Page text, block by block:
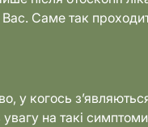
Саме так
когось
увагу на такі